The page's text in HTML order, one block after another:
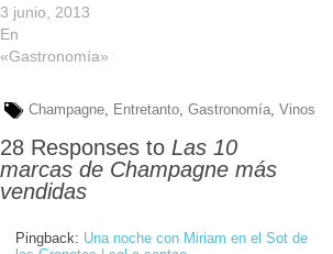
3 junio, 2013
En
«Gastronomía»
Champagne, Entretanto, Gastronomía, Vinos
28 Responses to Las 10
marcas de Champagne más
vendidas
Pingback: Una noche con Miriam en el Sot de